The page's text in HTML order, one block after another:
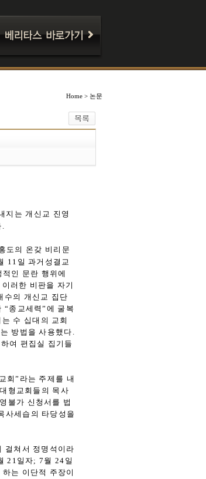
Home > 논문
지는 개신교 진영
.
도의 온갖 비리문
11일 과거성결교
인 문란 행위에
러한 비판을 자기
수의 개신교 집단
종교세력”에 굴복
수 십대의 교회
방법을 사용했다.
여 편집실 집기들
회”라는 주제를 내
형교회들의 목사
불가 신청서를 법
사세습의 타당성을
걸쳐서 정명석이라
21일자; 7월 24일
는 이단적 주장이